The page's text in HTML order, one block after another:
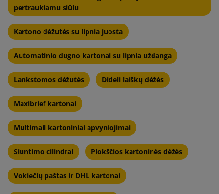
pertraukiamu siūlu
Kartono dėžutės su lipnia juosta
Automatinio dugno kartonai su lipnia uždanga
Lankstomos dėžutės Dideli laiškų dėžės
Maxibrief kartonai
Multimail kartoniniai apvyniojimai
Siuntimo cilindrai Plokščios kartoninės dėžės
Vokiečių paštas ir DHL kartonai